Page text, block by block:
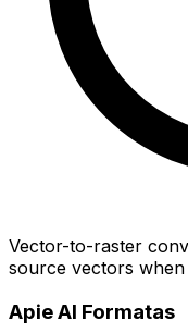
Vector-to-raster
source vectors when
Apie AI Formatas